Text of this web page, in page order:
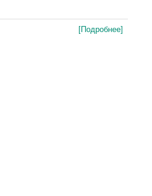
[Подробнее]